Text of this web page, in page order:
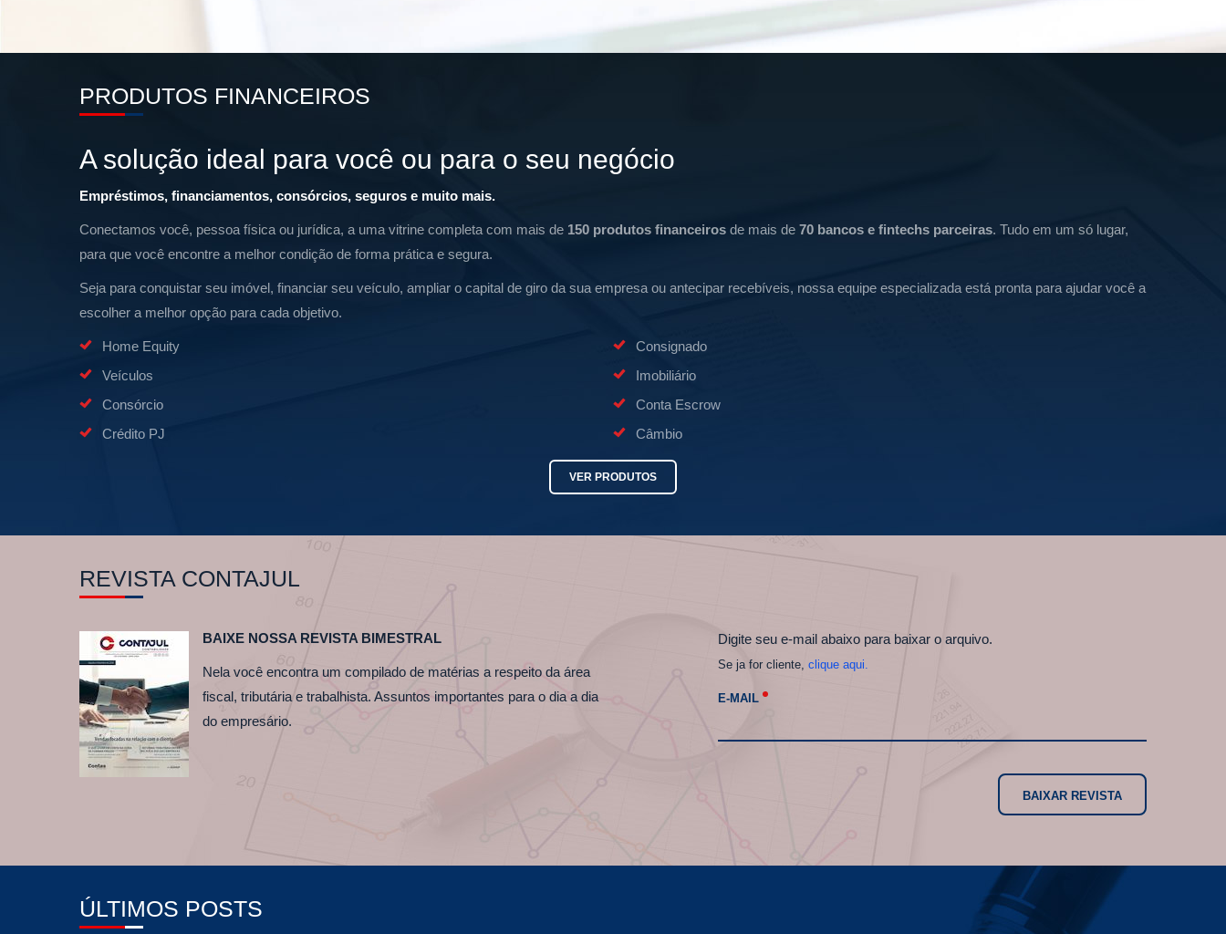
PRODUTOS FINANCEIROS
A solução ideal para você ou para o seu negócio
Empréstimos, financiamentos, consórcios, seguros e muito mais.
Conectamos você, pessoa física ou jurídica, a uma vitrine completa com mais de 150 produtos financeiros de mais de 70 bancos e fintechs parceiras. Tudo em um só lugar,
para que você encontre a melhor condição de forma prática e segura.
Seja para conquistar seu imóvel, financiar seu veículo, ampliar o capital de giro da sua empresa ou antecipar recebíveis, nossa equipe especializada está pronta para ajudar você a
escolher a melhor opção para cada objetivo.
Home Equity
Consignado
Veículos
Imobiliário
Consórcio
Conta Escrow
Crédito PJ
Câmbio
VER PRODUTOS
REVISTA CONTAJUL
BAIXE NOSSA REVISTA BIMESTRAL
Nela você encontra um compilado de matérias a respeito da área
fiscal, tributária e trabalhista. Assuntos importantes para o dia a dia
do empresário.
Digite seu e-mail abaixo para baixar o arquivo.
Se ja for cliente, clique aqui.
E-MAIL
ÚLTIMOS POSTS